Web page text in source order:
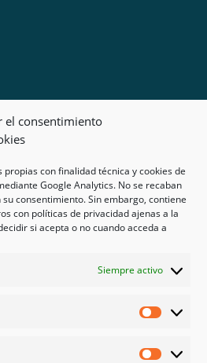
el consentimiento
con finalidad técnica y cookies de
Google Analytics. No se recaban
consentimiento. Sin embargo, contiene
con políticas de privacidad ajenas a la
si acepta o no cuando acceda a
Siempre activo